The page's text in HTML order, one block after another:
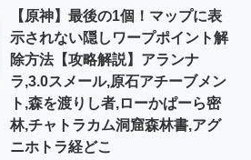
【原神】最後の1個！マップに表
示されない隠しワープポイント解
除方法【攻略解説】アランナ
ラ,3.0スメール,原石アチーブメン
ト,森を渡りし者,ローかぱーら密
林,チャトラカム洞窟森林書,アグ
ニホトラ経どこ